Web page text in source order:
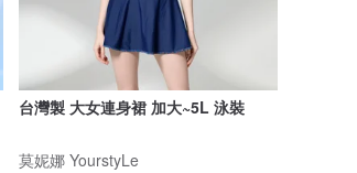
台灣製 大女連身裙 加大~5L 泳裝
莫妮娜 YourstyLe